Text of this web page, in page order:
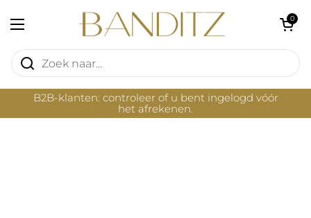
Menu openen
Winkelwagentje
0
B2B-klanten: controleer of u bent ingelogd vóór
het afrekenen.